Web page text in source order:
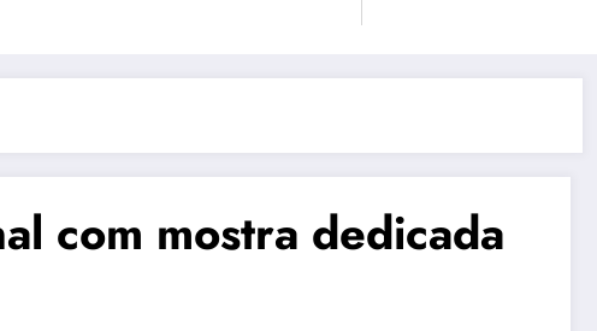
com mostra dedicada